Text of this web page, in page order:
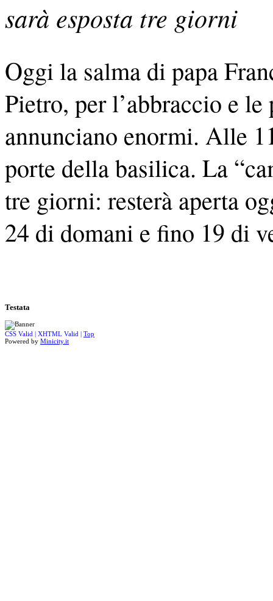
sarà esposta tre giorni
Oggi la salma di papa
Pietro, per l’abbraccio e
annunciano enormi. Alle
porte della basilica. La
tre giorni: resterà aperta
24 di domani e fino 19 di
Testata
CSS Valid | XHTML Valid | Top
Powered by Minicity.it